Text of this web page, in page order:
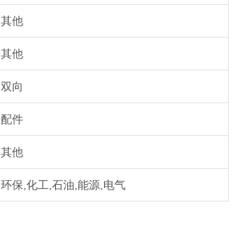
其他
其他
双向
配件
其他
环保,化工,石油,能源,电气